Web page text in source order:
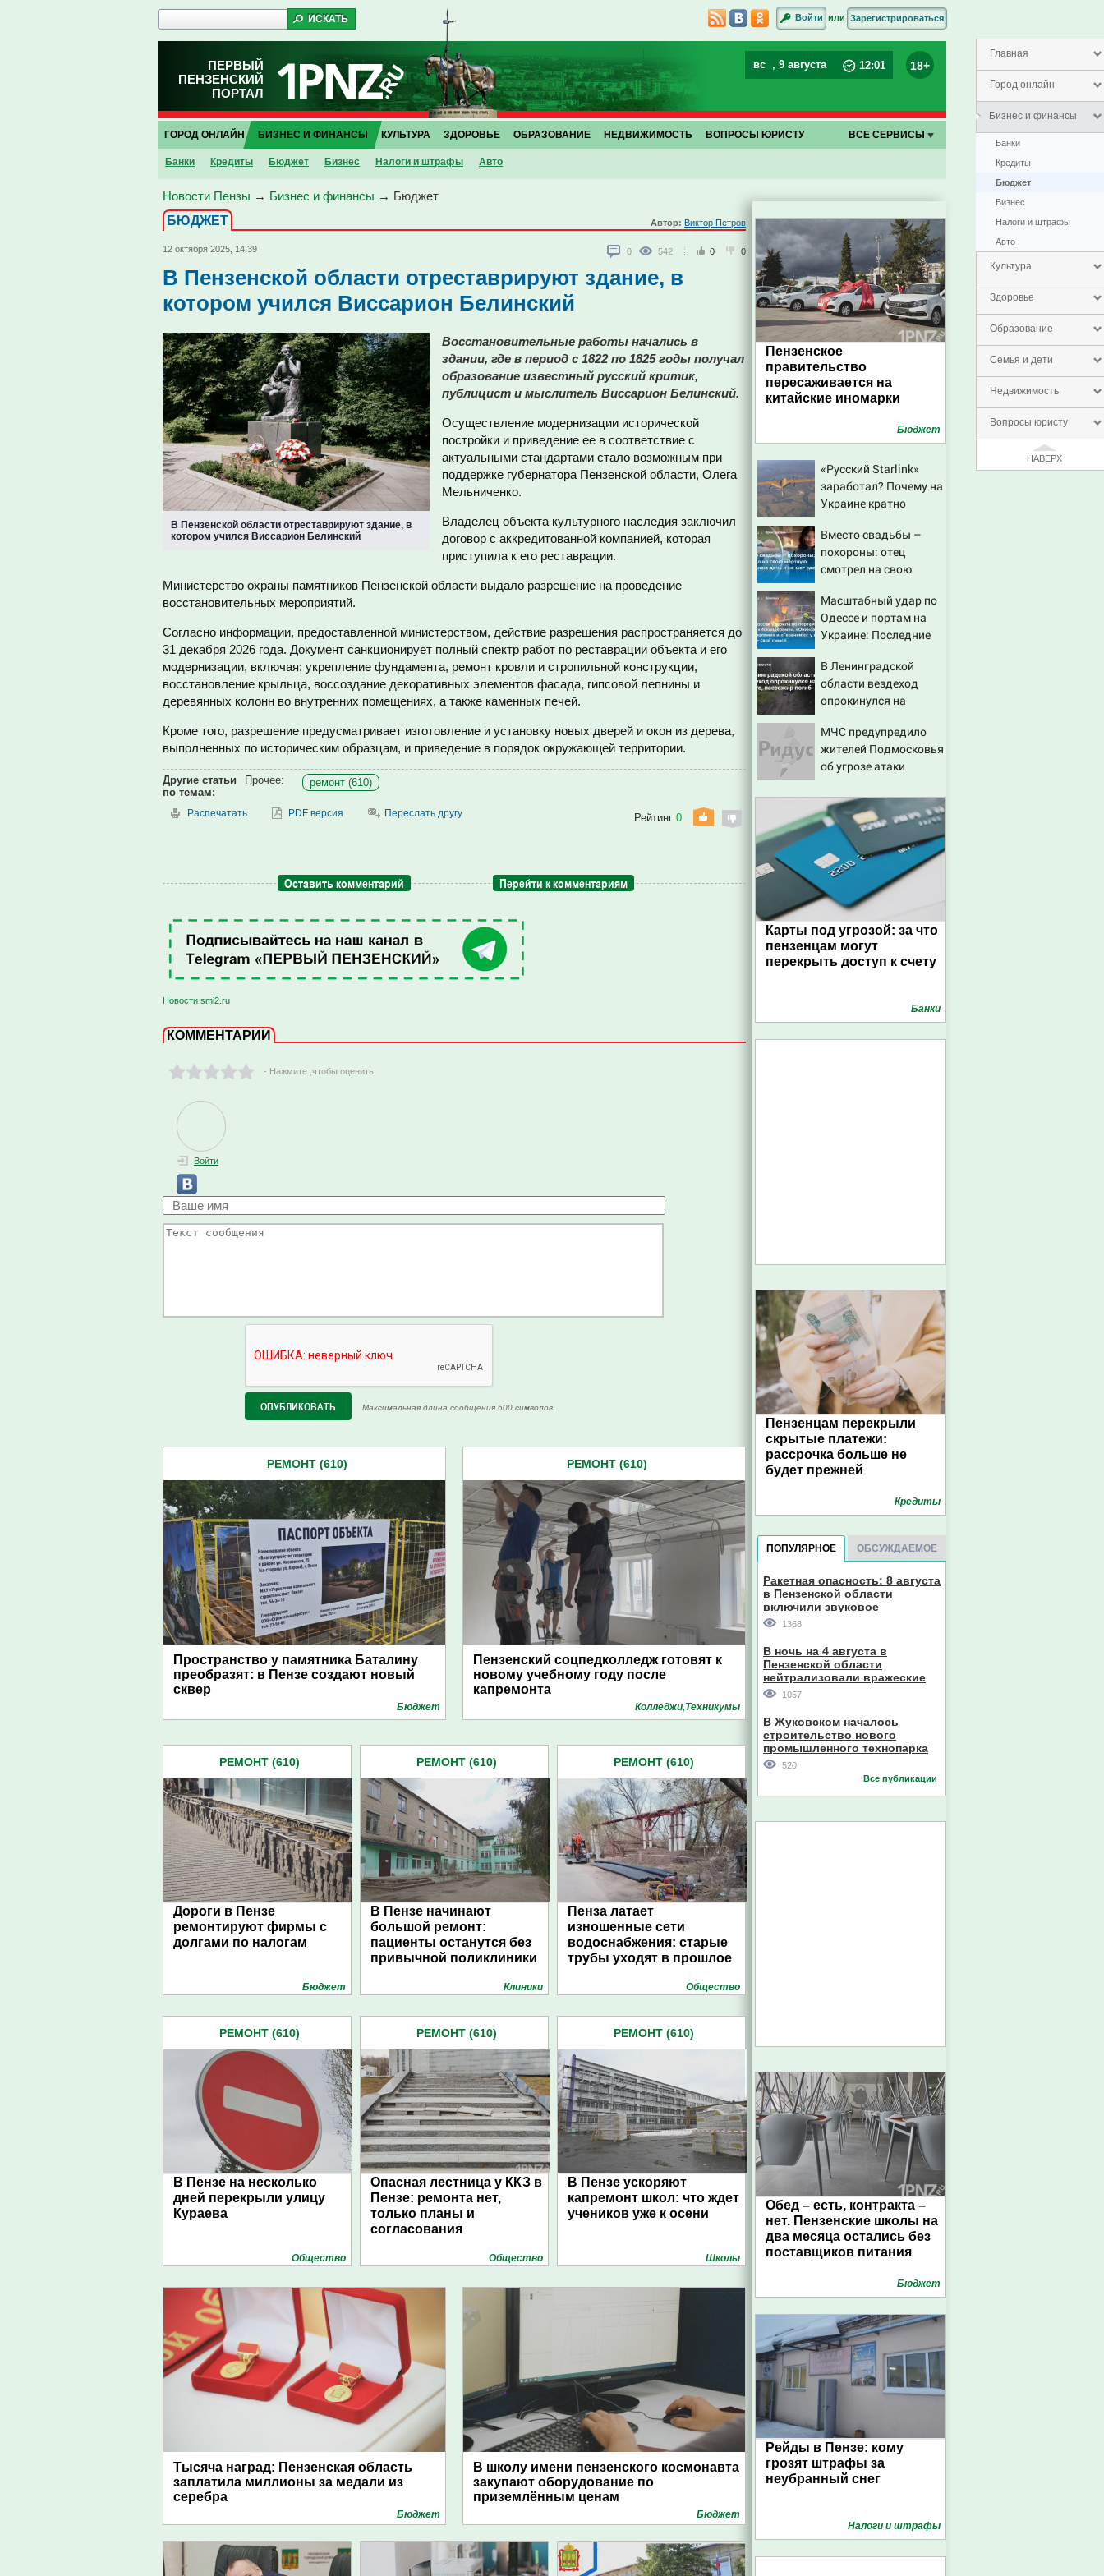
Главная
Город онлайн
Бизнес и финансы
Банки
Кредиты
Бюджет
Бизнес
Налоги и штрафы
Авто
Культура
Здоровье
Образование
Семья и дети
Недвижимость
Вопросы юристу
НАВЕРХ
Войти или Зарегистрироваться
ПЕРВЫЙ
ПЕНЗЕНСКИЙ
ПОРТАЛ
вс , 9 августа 12:01 18+
ГОРОД ОНЛАЙН БИЗНЕС И ФИНАНСЫ
Банки Кредиты Бюджет Бизнес Налоги и штрафы Авто
КУЛЬТУРА ЗДОРОВЬЕ ОБРАЗОВАНИЕ НЕДВИЖИМОСТЬ ВОПРОСЫ ЮРИСТУ ВСЕ СЕРВИСЫ
Новости Пензы → Бизнес и финансы → Бюджет
БЮДЖЕТ
Автор: Виктор Петров
12 октября 2025, 14:39 0 542 0 0
В Пензенской области отреставрируют здание, в
котором учился Виссарион Белинский
В Пензенской области отреставрируют здание, в
котором учился Виссарион Белинский
Восстановительные работы начались в
здании, где в период с 1822 по 1825 годы получал
образование известный русский критик,
публицист и мыслитель Виссарион Белинский.
Осуществление модернизации исторической
постройки и приведение ее в соответствие с
актуальными стандартами стало возможным при
поддержке губернатора Пензенской области, Олега
Мельниченко.
Владелец объекта культурного наследия заключил
договор с аккредитованной компанией, которая
приступила к его реставрации.
Министерство охраны памятников Пензенской области выдало разрешение на проведение
восстановительных мероприятий.
Согласно информации, предоставленной министерством, действие разрешения распространяется до
31 декабря 2026 года. Документ санкционирует полный спектр работ по реставрации объекта и его
модернизации, включая: укрепление фундамента, ремонт кровли и стропильной конструкции,
восстановление крыльца, воссоздание декоративных элементов фасада, гипсовой лепнины и
деревянных колонн во внутренних помещениях, а также каменных печей.
Кроме того, разрешение предусматривает изготовление и установку новых дверей и окон из дерева,
выполненных по историческим образцам, и приведение в порядок окружающей территории.
Другие статьи
по темам:
Прочее: ремонт (610)
Распечатать PDF версия Переслать другу Рейтинг 0
Оставить комментарий Перейти к комментариям
Новости smi2.ru
КОММЕНТАРИИ
- Нажмите ,чтобы оценить
Войти
Максимальная длина сообщения 600 символов.
РЕМОНТ (610)
Пространство у памятника Баталину
преобразят: в Пензе создают новый
сквер
Бюджет
РЕМОНТ (610)
Пензенский соцпедколледж готовят к
новому учебному году после
капремонта
Колледжи,Техникумы
РЕМОНТ (610)
Дороги в Пензе
ремонтируют фирмы с
долгами по налогам
Бюджет
РЕМОНТ (610)
В Пензе начинают
большой ремонт:
пациенты останутся без
привычной поликлиники
Клиники
РЕМОНТ (610)
Пенза латает
изношенные сети
водоснабжения: старые
трубы уходят в прошлое
Общество
РЕМОНТ (610)
В Пензе на несколько
дней перекрыли улицу
Кураева
Общество
РЕМОНТ (610)
Опасная лестница у ККЗ в
Пензе: ремонта нет,
только планы и
согласования
Общество
РЕМОНТ (610)
В Пензе ускоряют
капремонт школ: что ждет
учеников уже к осени
Школы
Тысяча наград: Пензенская область
заплатила миллионы за медали из
серебра
Бюджет
В школу имени пензенского космонавта
закупают оборудование по
приземлённым ценам
Бюджет
Пензенское
правительство
пересаживается на
китайские иномарки
Бюджет
«Русский Starlink»
заработал? Почему на
Украине кратно
попаданий по
объектам ВСУ
Вместо свадьбы –
похороны: отец
смотрел на свою
дочь и не мог
сдержать слезы
Масштабный удар по
Одессе и портам на
Украине: Последние
об ударах России 9
августа 2026 года
В Ленинградской
области вездеход
опрокинулся на
погиб
МЧС предупредило
жителей Подмосковья
об угрозе атаки
Карты под угрозой: за что
пензенцам могут
перекрыть доступ к счету
Банки
Пензенцам перекрыли
скрытые платежи:
рассрочка больше не
будет прежней
Кредиты
ПОПУЛЯРНОЕ ОБСУЖДАЕМОЕ
Ракетная опасность: 8 августа
в Пензенской области
включили звуковое
оповещение
1368
В ночь на 4 августа в
Пензенской области
нейтрализовали вражеские
дроны
1057
В Жуковском началось
строительство нового
промышленного технопарка
520
Все публикации
Обед – есть, контракта –
нет. Пензенские школы на
два месяца остались без
поставщиков питания
Бюджет
Рейды в Пензе: кому
грозят штрафы за
неубранный снег
Налоги и штрафы